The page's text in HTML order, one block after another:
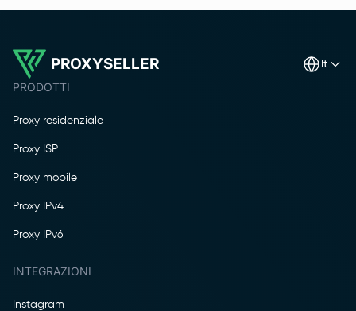
PROXYSELLER it
PRODOTTI
Proxy residenziale
Proxy ISP
Proxy mobile
Proxy IPv4
Proxy IPv6
INTEGRAZIONI
Instagram